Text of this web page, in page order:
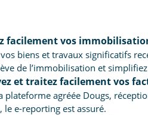
facilement vos
biens et travaux significatifs
de l’immobilisation et
et traitez facilement vos
plateforme agréée Dougs,
le e-reporting est assuré.